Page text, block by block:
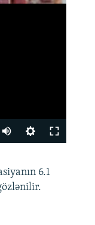
360p
480p
6.1